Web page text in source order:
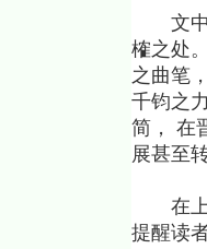
文中
榷之处
之曲笔
千钧之
简， 在
展甚至
在上
提醒读